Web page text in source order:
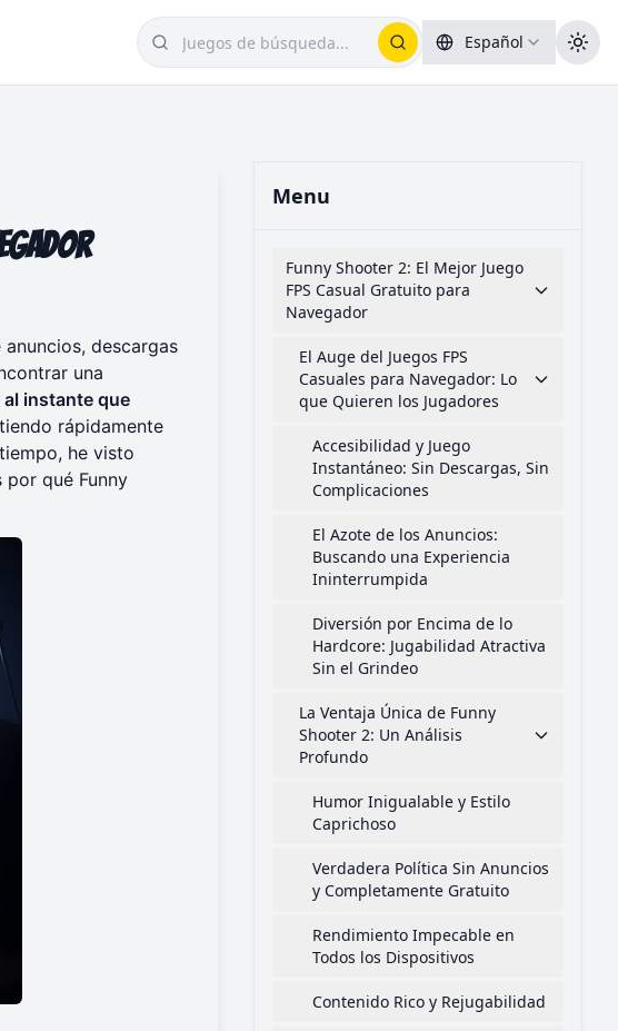
Español
descargas
una
instante que
rápidamente
he visto
por qué Funny
Menu
Funny Shooter 2: El Mejor Juego
FPS Casual Gratuito para
Navegador
El Auge del Juegos FPS
Casuales para Navegador: Lo
que Quieren los Jugadores
Accesibilidad y Juego
Instantáneo: Sin Descargas, Sin
Complicaciones
El Azote de los Anuncios:
Buscando una Experiencia
Ininterrumpida
Diversión por Encima de lo
Hardcore: Jugabilidad Atractiva
Sin el Grindeo
La Ventaja Única de Funny
Shooter 2: Un Análisis
Profundo
Humor Inigualable y Estilo
Caprichoso
Verdadera Política Sin Anuncios
y Completamente Gratuito
Rendimiento Impecable en
Todos los Dispositivos
Contenido Rico y Rejugabilidad